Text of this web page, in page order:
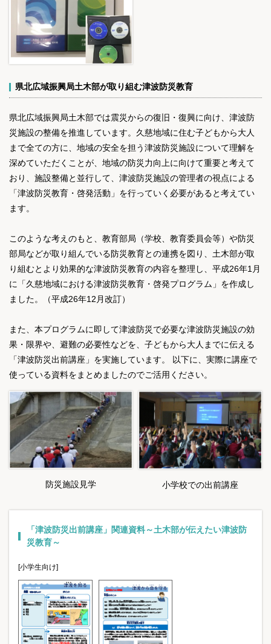
県北広域振興局土木部が取り組む津波防災教育
県北広域振興局土木部では震災からの復旧・復興に向け、津波防
災施設の整備を推進しています。久慈地域に住む子どもから大人
まで全ての方に、地域の安全を担う津波防災施設について理解を
深めていただくことが、地域の防災力向上に向けて重要と考えて
おり、施設整備と並行して、津波防災施設の管理者の視点による
「津波防災教育・啓発活動」を行っていく必要があると考えてい
ます。
このような考えのもと、教育部局（学校、教育委員会等）や防災
部局などが取り組んでいる防災教育との連携を図り、土木部が取
り組むとより効果的な津波防災教育の内容を整理し、平成26年1月
に「久慈地域における津波防災教育・啓発プログラム」を作成し
ました。（平成26年12月改訂）
また、本プログラムに即して津波防災で必要な津波防災施設の効
果・限界や、避難の必要性などを、子どもから大人までに伝える
「津波防災出前講座」を実施しています。 以下に、実際に講座で
使っている資料をまとめましたのでご活用ください。
防災施設見学 小学校での出前講座
「津波防災出前講座」関連資料～土木部が伝えたい津波防
災教育～
[小学生向け]